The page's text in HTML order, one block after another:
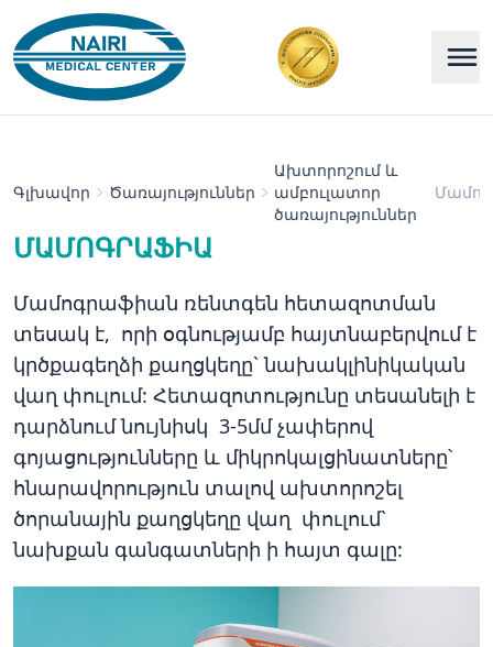
Գլխավոր Ծառայություններ
Ախտորոշում և
ամբուլատոր
ծառայություններ
ՄԱՄՈԳՐԱՖԻԱ
Մամոգրաֆիան ռենտգեն հետազոտման
տեսակ է, որի օգնությամբ հայտնաբերվում է
կրծքագեղձի քաղցկեղը` նախակլինիկական
վաղ փուլում: Հետազոտությունը տեսանելի է
դարձնում նույնիսկ 3-5մմ չափերով
գոյացությունները և միկրոկալցինատները՝
հնարավորություն տալով ախտորոշել
ծորանային քաղցկեղը վաղ փուլում`
նախքան գանգատների ի հայտ գալը: